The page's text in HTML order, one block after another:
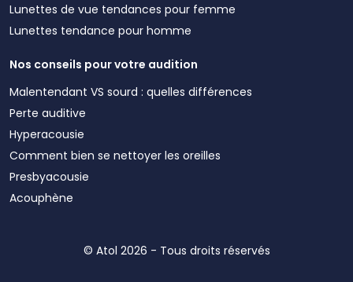
Lunettes de vue tendances pour femme
Lunettes tendance pour homme
Nos conseils pour votre audition
Malentendant VS sourd : quelles différences
Perte auditive
Hyperacousie
Comment bien se nettoyer les oreilles
Presbyacousie
Acouphène
© Atol 2026 - Tous droits réservés